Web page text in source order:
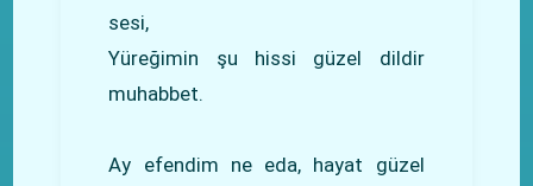
sesi,
Yüreğimin şu hissi güzel dildir
muhabbet.
Ay efendim ne eda, hayat güzel